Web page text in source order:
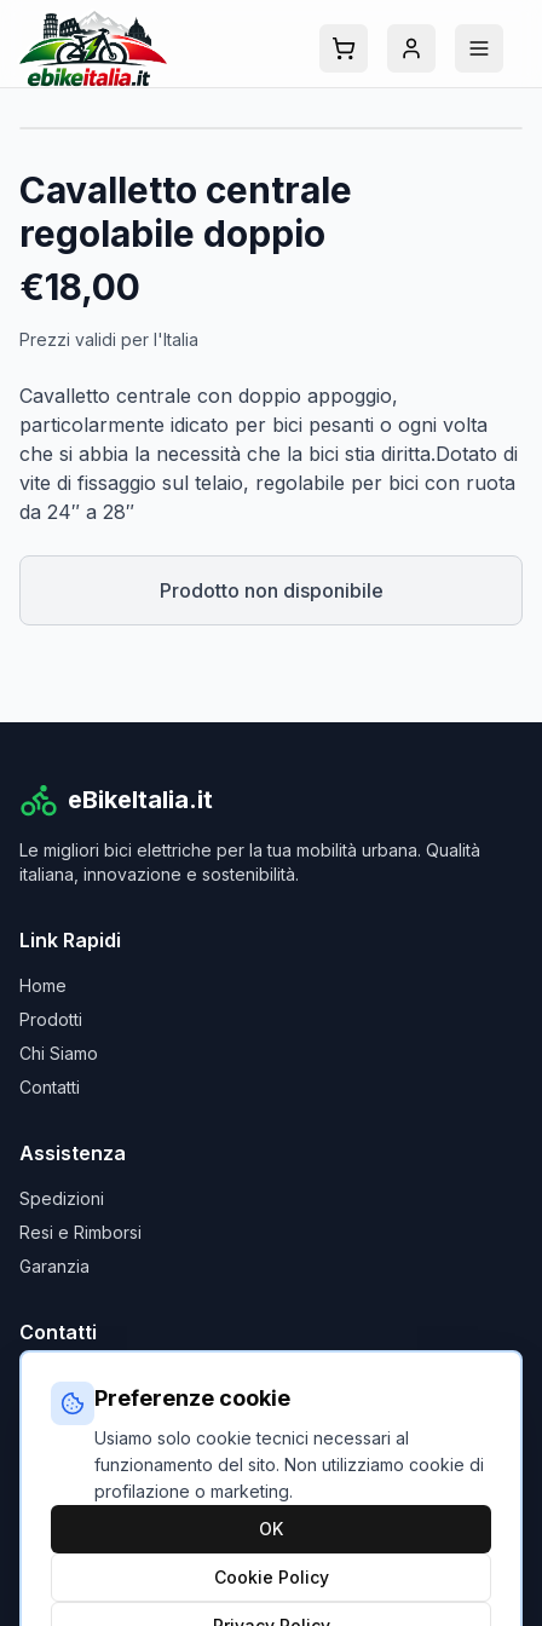
Cavalletto centrale
regolabile doppio
€18,00
Prezzi validi per l'Italia
Cavalletto centrale con doppio appoggio,
particolarmente idicato per bici pesanti o ogni volta
che si abbia la necessità che la bici stia diritta.Dotato di
vite di fissaggio sul telaio, regolabile per bici con ruota
da 24″ a 28″
Prodotto non disponibile
eBikeItalia.it
Le migliori bici elettriche per la tua mobilità urbana. Qualità
italiana, innovazione e sostenibilità.
Link Rapidi
Home
Prodotti
Chi Siamo
Contatti
Assistenza
Spedizioni
Resi e Rimborsi
Garanzia
Contatti
ebikeitalia@c-commerce.it
+39 0941 1935100
Piazza XXV Aprile, 25, 98067 Raccuja (ME)
Condizioni di Vendita | Privacy Policy | Cookie Policy
©2026eBikeItalia.it. Tutti i diritti riservati.
Preferenze cookie
Usiamo solo cookie tecnici necessari al
funzionamento del sito. Non utilizziamo cookie di
profilazione o marketing.
OK
Cookie Policy